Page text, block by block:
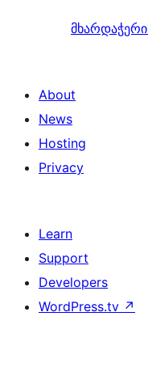
About
News
Hosting
Privacy
Learn
Support
Developers
WordPress.tv ↗